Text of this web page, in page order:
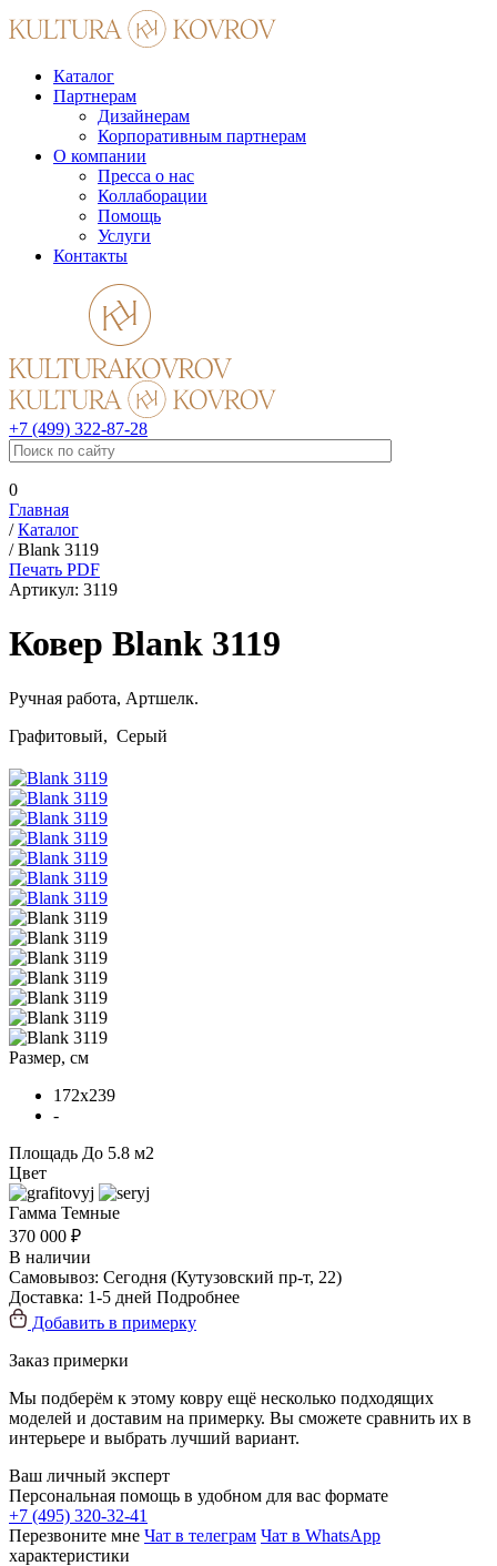
Каталог
Партнерам
Дизайнерам
Корпоративным партнерам
О компании
Пресса о нас
Коллаборации
Помощь
Услуги
Контакты
+7 (499) 322-87-28
0
Главная
/Каталог
/Blank 3119
Печать PDF
Артикул: 3119
Ковер Blank 3119
Ручная работа, Артшелк.
Графитовый, Серый
Размер, см
172x239
-
Площадь До 5.8 м2
Цвет
Гамма Темные
370 000 ₽
В наличии
Самовывоз: Сегодня (Кутузовский пр-т, 22)
Доставка: 1-5 дней Подробнее
Добавить в примерку
Заказ примерки
Мы подберём к этому ковру ещё несколько подходящих
моделей и доставим на примерку. Вы сможете сравнить их в
интерьере и выбрать лучший вариант.
Ваш личный эксперт
Персональная помощь в удобном для вас формате
+7 (495) 320-32-41
Перезвоните мне Чат в телеграм Чат в WhatsApp
характеристики